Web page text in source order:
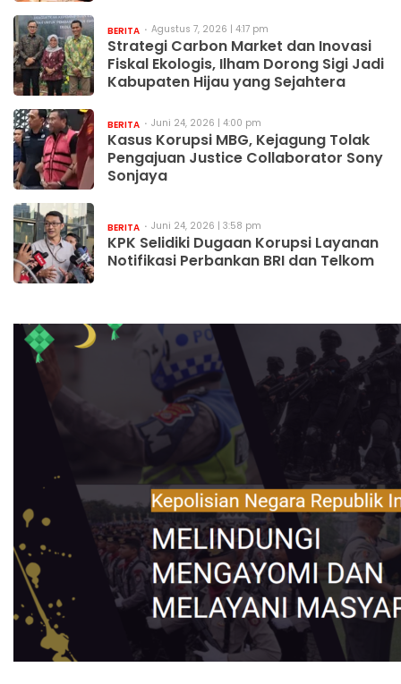
BERITA Agustus 7, 2026 | 4:17 pm
Strategi Carbon Market dan Inovasi
Fiskal Ekologis, Ilham Dorong Sigi Jadi
Kabupaten Hijau yang Sejahtera
BERITA Juni 24, 2026 | 4:00 pm
Kasus Korupsi MBG, Kejagung Tolak
Pengajuan Justice Collaborator Sony
Sonjaya
BERITA Juni 24, 2026 | 3:58 pm
KPK Selidiki Dugaan Korupsi Layanan
Notifikasi Perbankan BRI dan Telkom